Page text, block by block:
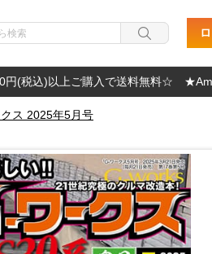
円(税込)以上ご購入で送料無料☆
ス 2025年5月号